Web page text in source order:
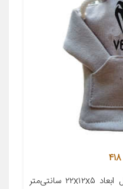
معرفی محصول جزئیات محصول ابعاد ۲۲x۱۲x۵ سانتی‌متر